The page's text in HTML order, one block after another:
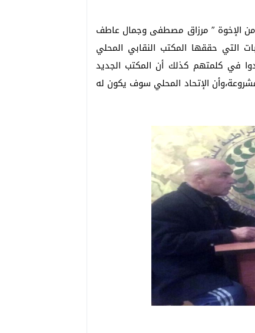
من الإخوة ” مرزاق مصطفى وجمال عاطف
التي حققها المكتب النقابي المحلي
في كلمتهم كذلك أن المكتب الجديد
الإتحاد المحلي سوف يكون له